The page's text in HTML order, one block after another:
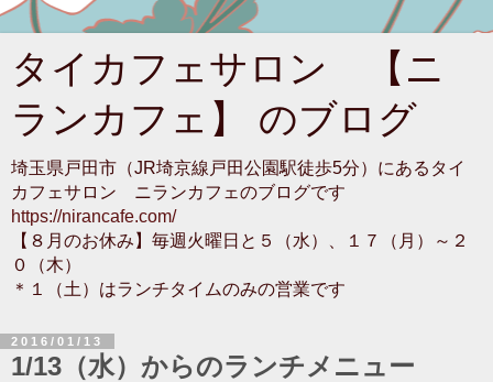
タイカフェサロン 【ニ
ランカフェ】 のブログ
埼玉県戸田市（JR埼京線戸田公園駅徒歩5分）にあるタイ
カフェサロン ニランカフェのブログです
https://nirancafe.com/
【８月のお休み】毎週火曜日と５（水）、１７（月）～２
０（木）
＊１（土）はランチタイムのみの営業です
2016/01/13
1/13（水）からのランチメニュー